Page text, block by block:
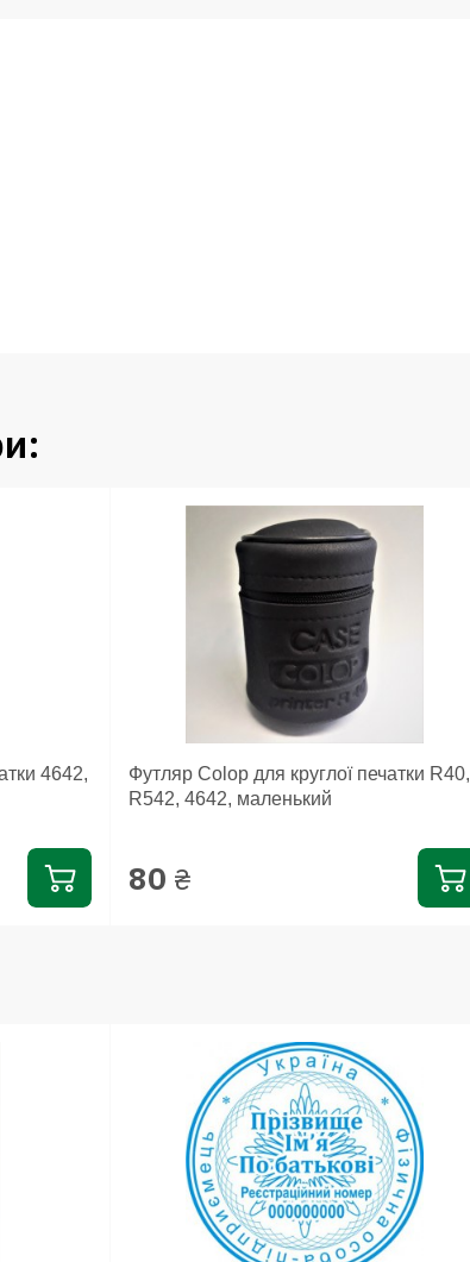
4642,
Футляр Colop для круглої печатки R40,
R542, 4642, маленький
80 ₴